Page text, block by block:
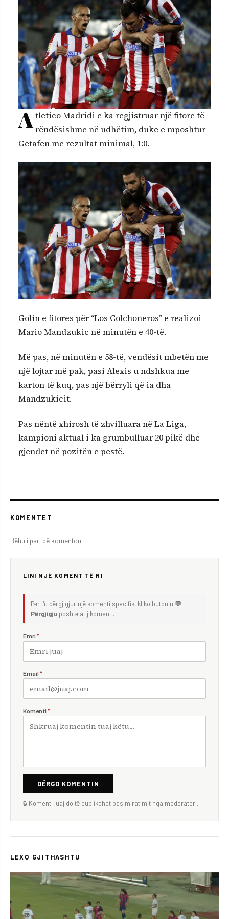
A tletico Madridi e ka regjistruar një fitore të
rëndësishme në udhëtim, duke e mposhtur
Getafen me rezultat minimal, 1:0.
Golin e fitores për “Los Colchoneros” e realizoi
Mario Mandzukic në minutën e 40-të.
Më pas, në minutën e 58-të, vendësit mbetën me
një lojtar më pak, pasi Alexis u ndshkua me
karton të kuq, pas një bërryli që ia dha
Mandzukicit.
Pas nëntë xhirosh të zhvilluara në La Liga,
kampioni aktual i ka grumbulluar 20 pikë dhe
gjendet në pozitën e pestë.
KOMENTET
Bëhu i pari që komenton!
LINI NJË KOMENT TË RI
Për t'u përgjigjur një komenti specifik, kliko butonin 💬
Përgjigju poshtë atij komenti.
Emri *
Email *
Komenti *
DËRGO KOMENTIN
🔒 Komenti juaj do të publikohet pas miratimit nga moderatori.
LEXO GJITHASHTU